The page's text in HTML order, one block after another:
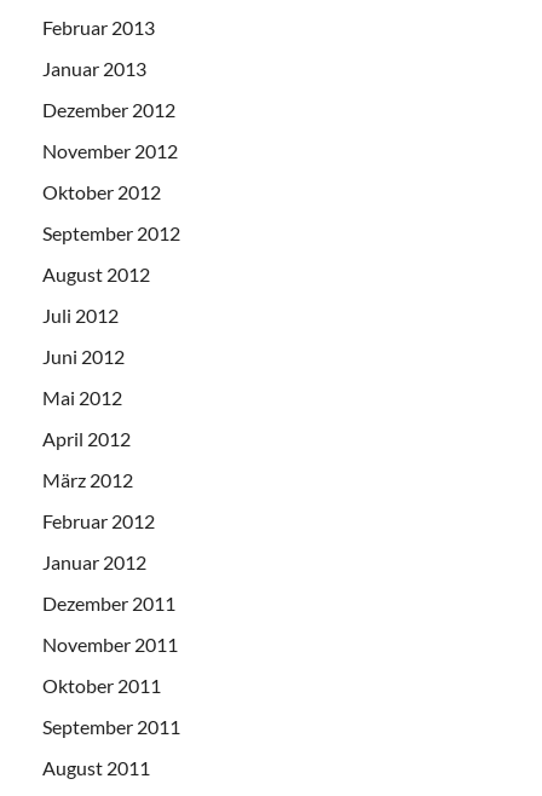
Februar 2013
Januar 2013
Dezember 2012
November 2012
Oktober 2012
September 2012
August 2012
Juli 2012
Juni 2012
Mai 2012
April 2012
März 2012
Februar 2012
Januar 2012
Dezember 2011
November 2011
Oktober 2011
September 2011
August 2011